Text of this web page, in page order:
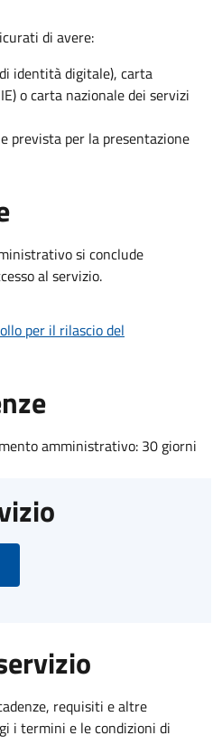
di avere:
identità digitale), carta
o carta nazionale dei servizi
prevista per la presentazione
si conclude
al servizio.
per il rilascio del
amministrativo: 30 giorni
requisiti e altre
i termini e le condizioni di